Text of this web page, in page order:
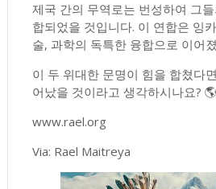
제국 간의 무역로는 번성하여 그
합되었을 것입니다. 이 연합은 잉
술, 과학의 독특한 융합으로 이어
이 두 위대한 문명이 힘을 합쳤다
어났을 것이라고 생각하시나요?
www.rael.org
Via: Rael Maitreya